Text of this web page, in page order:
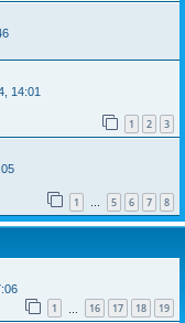
14:01
1 2 3
1 … 5 6 7 8
1 16 17 18 19